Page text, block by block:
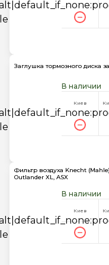
Заглушка тормозного диска
В наличии
Киев
Фильтр воздуха Knecht
Outlander XL, ASX
В наличии
Киев